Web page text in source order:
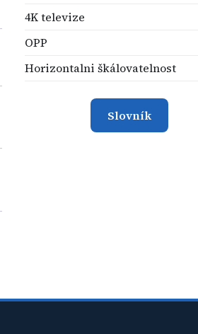
4K televize
OPP
Horizontalni škálovatelnost
Slovník